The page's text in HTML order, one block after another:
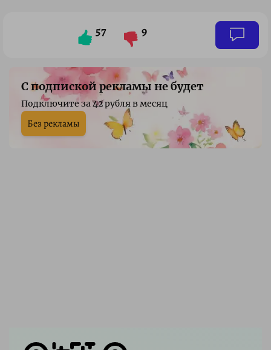
57 9
С подпиской рекламы не будет
Подключите за 42 рубля в месяц
Без рекламы